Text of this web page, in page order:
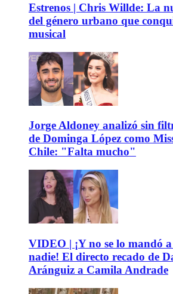
Estrenos | Chris Willde: La
del género urbano que
musical
Jorge Aldoney analizó sin
de Dominga López como
Chile: "Falta mucho"
VIDEO | ¡Y no se lo mandó
nadie! El directo recado de
Aránguiz a Camila Andrade